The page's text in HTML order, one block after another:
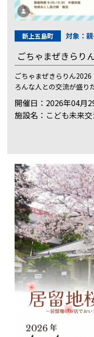
新上五島町 対象：
ごちゃまぜきらり
ごちゃまぜきらりん
ろんな人との交流が盛
開催日：2026年04月
施設名：こども未来